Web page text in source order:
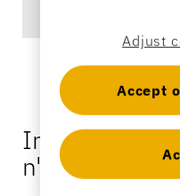
Commerce de détail
Sports et
Point de vente
Actualités
InVue
n'est qu'un
Adjust
Accept